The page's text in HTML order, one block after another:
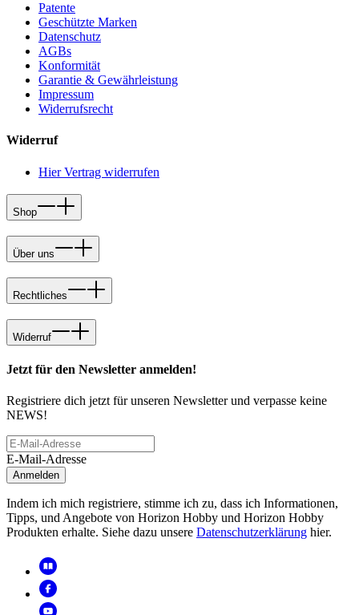
Patente
Geschützte Marken
Datenschutz
AGBs
Konformität
Garantie & Gewährleistung
Impressum
Widerrufsrecht
Widerruf
Hier Vertrag widerrufen
Shop
Über uns
Rechtliches
Widerruf
Jetzt für den Newsletter anmelden!
Registriere dich jetzt für unseren Newsletter und verpasse keine
NEWS!
E-Mail-Adresse
Anmelden
Indem ich mich registriere, stimme ich zu, dass ich Informationen,
Tipps, und Angebote von Horizon Hobby und Horizon Hobby
Produkten erhalte. Siehe dazu unsere Datenschutzerklärung hier.